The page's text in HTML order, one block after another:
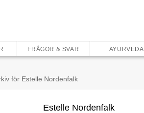
FRÅGOR & SVAR AYURVEDA
för Estelle Nordenfalk
Estelle Nordenfalk